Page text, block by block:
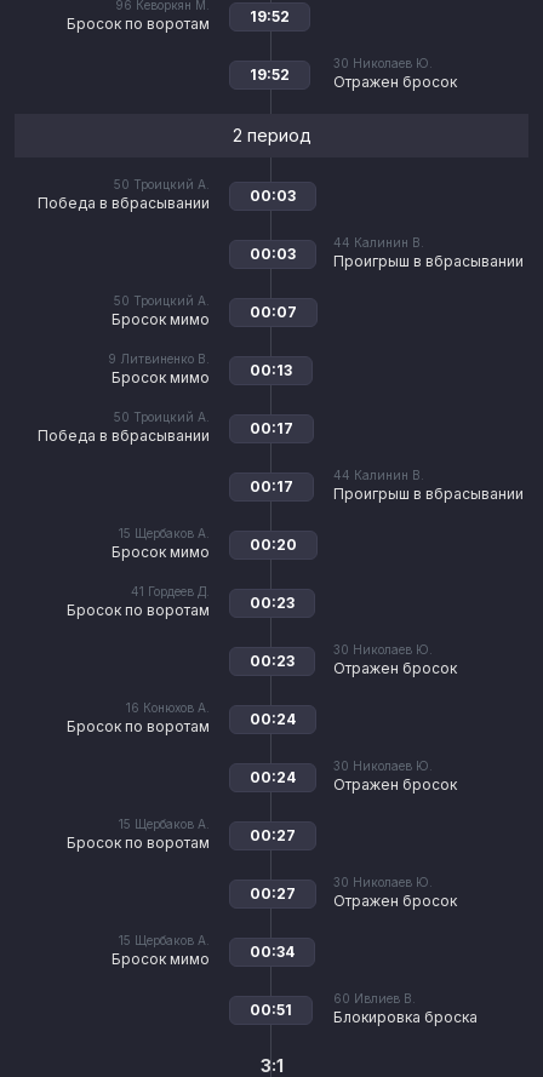
96 Кеворкян М.
Бросок по воротам 19:52
30 Николаев Ю.
Отражен бросок
19:52
2 период
50 Троицкий А.
Победа в вбрасывании 00:03
44 Калинин В.
Проигрыш в вбрасывании
00:03
50 Троицкий А.
Бросок мимо 00:07
9 Литвиненко В.
Бросок мимо 00:13
50 Троицкий А.
Победа в вбрасывании 00:17
44 Калинин В.
Проигрыш в вбрасывании
00:17
15 Щербаков А.
Бросок мимо 00:20
41 Гордеев Д.
Бросок по воротам 00:23
30 Николаев Ю.
Отражен бросок
00:23
16 Конюхов А.
Бросок по воротам 00:24
30 Николаев Ю.
Отражен бросок
00:24
15 Щербаков А.
Бросок по воротам 00:27
30 Николаев Ю.
Отражен бросок
00:27
15 Щербаков А.
Бросок мимо 00:34
60 Ивлиев В.
Блокировка броска
00:51
3:1